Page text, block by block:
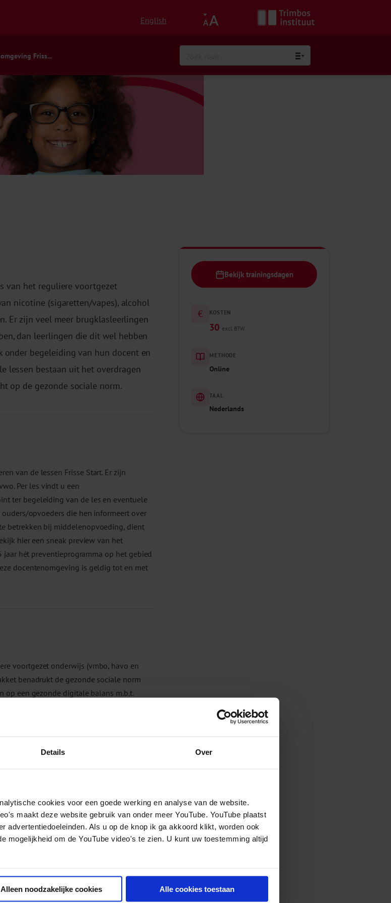
Details Over
cookies voor een goede werking en analyse van de website.
maakt deze website gebruik van onder meer YouTube. YouTube plaatst
advertentiedoeleinden. Als u op de knop ik ga akkoord klikt, worden ook
mogelijkheid om de YouTube video's te zien. U kunt uw toestemming altijd
Alleen noodzakelijke cookies Alle cookies toestaan
English
Friss...
van het reguliere voortgezet
nicotine (sigaretten/vapes), alcohol
Er zijn veel meer brugklasleerlingen
dan leerlingen die dit wel hebben
onder begeleiding van hun docent en
lessen bestaan uit het overdragen
op de gezonde sociale norm.
van de lessen Frisse Start. Er zijn
Per les vindt u een
ter begeleiding van de les en eventuele
ouders/opvoeders die hen informeert over
betrekken bij middelenopvoeding, dient
hier een sneak preview van het
hét preventieprogramma op het gebied
docentenomgeving is geldig tot en met
voortgezet onderwijs (vmbo, havo en
benadrukt de gezonde sociale norm
op een gezonde digitale balans m.b.t.
docententraining gevolgd,
Wanneer u deze training niet gevolgd
Start.
Bekijk trainingsdagen
€ KOSTEN
30 excl. BTW
METHODE
Online
TAAL
Nederlands